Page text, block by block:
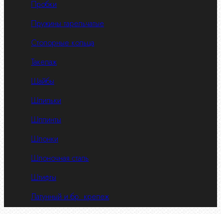
Пробки
Пружины тарельчатые
Стопорные кольца
Такелаж
Шайбы
Шпильки
Шплинты
Шпонки
Шпоночная сталь
Штифты
Латунный и бр. крепеж